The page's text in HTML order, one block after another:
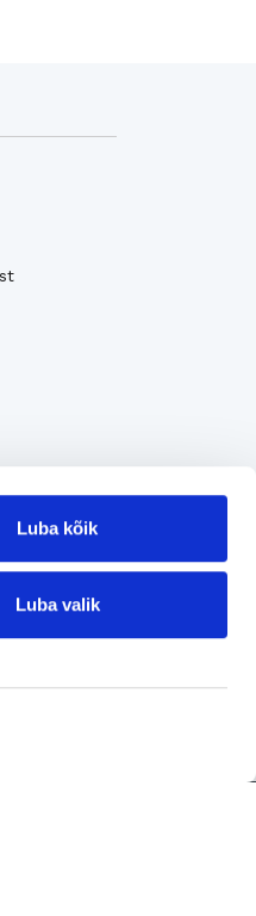
Luba kõik
Luba valik